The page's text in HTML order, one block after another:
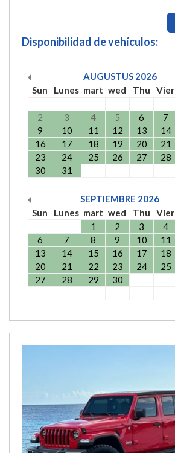
Disponibilidad de vehículos:
AUGUSTUS 2026
Sun
Lunes mart wed Thu Vier
2
3 4 5 6 7
9
10 11 12 13 14
16
17 18 19 20 21
23
24 25 26 27 28
30
31
SEPTIEMBRE 2026
Sun
Lunes mart wed Thu Vier
1
2 3 4
6
7 8 9 10 11
13
14 15 16 17 18
20
21 22 23 24 25
27
28 29 30